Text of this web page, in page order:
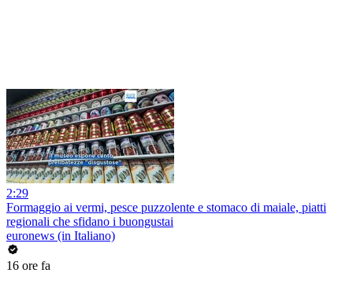
2:29
Formaggio ai vermi, pesce puzzolente e stomaco di maiale, piatti
regionali che sfidano i buongustai
euronews (in Italiano)
16 ore fa